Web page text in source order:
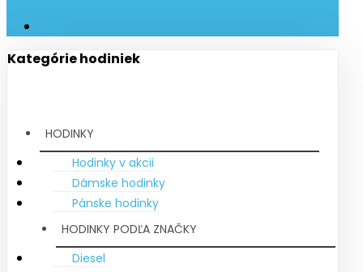
Kategórie hodiniek
HODINKY
Hodinky v akcii
Dámske hodinky
Pánske hodinky
HODINKY PODĽA ZNAČKY
Diesel